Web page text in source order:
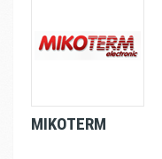
MIKOTERM